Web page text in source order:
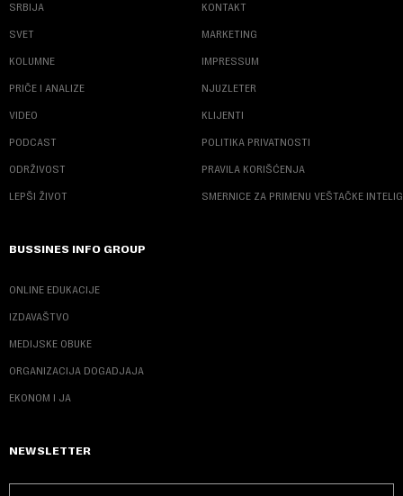
SRBIJA
SVET
KOLUMNE
PRIČE I ANALIZE
VIDEO
PODCAST
ODRŽIVOST
LEPŠI ŽIVOT
KONTAKT
MARKETING
IMPRESSUM
NJUZLETER
KLIJENTI
POLITIKA PRIVATNOSTI
PRAVILA KORIŠĆENJA
SMERNICE ZA PRIMENU VEŠTAČKE
BUSSINES INFO GROUP
ONLINE EDUKACIJE
IZDAVAŠTVO
MEDIJSKE OBUKE
ORGANIZACIJA DOGADJAJA
EKONOM I JA
NEWSLETTER